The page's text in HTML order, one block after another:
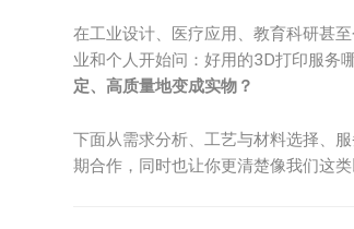
在工业设计、医疗应用、教育科研甚
业和个人开始问：好用的3D打印服务
定、高质量地变成实物？
下面从需求分析、工艺与材料选择、
期合作，同时也让你更清楚像我们这